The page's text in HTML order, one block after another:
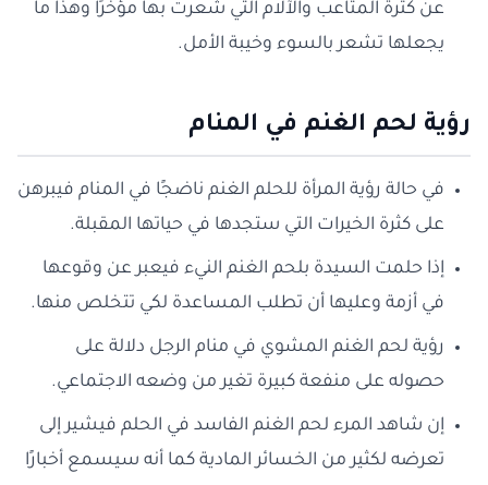
عن كثرة المتاعب والآلام التي شعرت بها مؤخرًا وهذا ما
يجعلها تشعر بالسوء وخيبة الأمل.
رؤية لحم الغنم في المنام
في حالة رؤية المرأة للحلم الغنم ناضجًا في المنام فيبرهن
على كثرة الخيرات التي ستجدها في حياتها المقبلة.
إذا حلمت السيدة بلحم الغنم النيء فيعبر عن وقوعها
في أزمة وعليها أن تطلب المساعدة لكي تتخلص منها.
رؤية لحم الغنم المشوي في منام الرجل دلالة على
حصوله على منفعة كبيرة تغير من وضعه الاجتماعي.
إن شاهد المرء لحم الغنم الفاسد في الحلم فيشير إلى
تعرضه لكثير من الخسائر المادية كما أنه سيسمع أخبارًا